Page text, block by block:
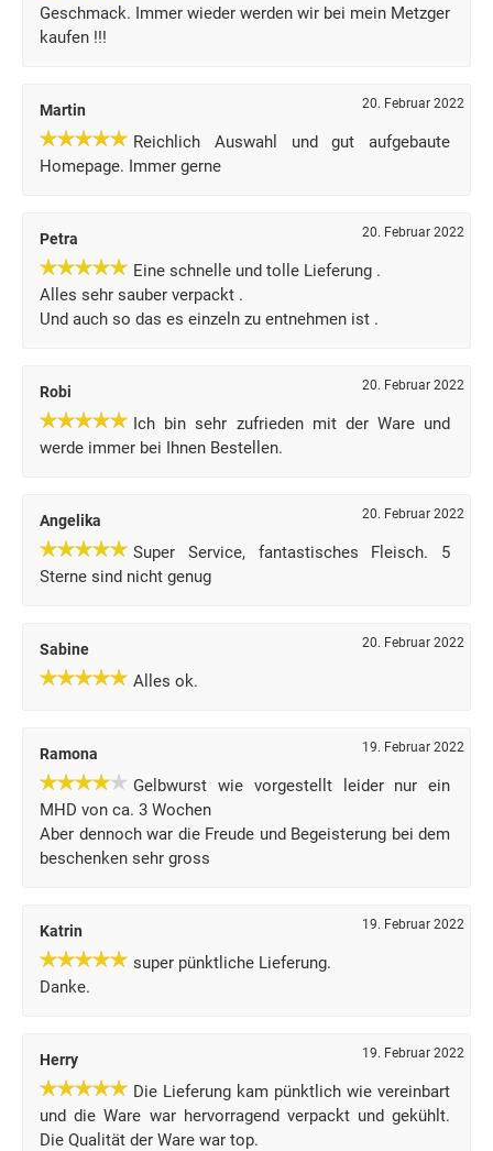
Geschmack. Immer wieder werden wir bei mein Metzger
kaufen !!!
Martin 20. Februar 2022
Reichlich Auswahl und gut aufgebaute
Homepage. Immer gerne
Petra 20. Februar 2022
Eine schnelle und tolle Lieferung .
Alles sehr sauber verpackt .
Und auch so das es einzeln zu entnehmen ist .
Robi 20. Februar 2022
Ich bin sehr zufrieden mit der Ware und
werde immer bei Ihnen Bestellen.
Angelika 20. Februar 2022
Super Service, fantastisches Fleisch. 5
Sterne sind nicht genug
Sabine 20. Februar 2022
Alles ok.
Ramona 19. Februar 2022
Gelbwurst wie vorgestellt leider nur ein
MHD von ca. 3 Wochen
Aber dennoch war die Freude und Begeisterung bei dem
beschenken sehr gross
Katrin 19. Februar 2022
super pünktliche Lieferung.
Danke.
Herry 19. Februar 2022
Die Lieferung kam pünktlich wie vereinbart
und die Ware war hervorragend verpackt und gekühlt.
Die Qualität der Ware war top.